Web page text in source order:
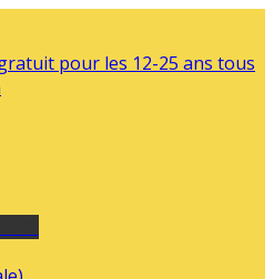
pour les 12-25 ans tous